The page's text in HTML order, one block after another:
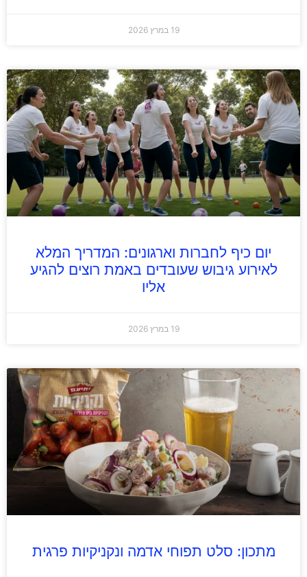
19 במרץ 2026
יום כיף לחברות וארגונים: המדריך המלא
לאירוע גיבוש שעובדים באמת רוצים להגיע
אליו
19 במרץ 2026
מתכון: סלט תפוחי אדמה ונקניקיות פרגית